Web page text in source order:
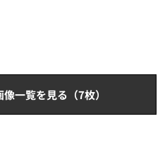
一覧を見る（7枚）